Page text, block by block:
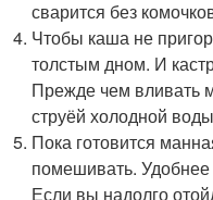
сварится без
Чтобы каша не
толстым дном. И
Прежде чем вливать
струёй холодной
Пока готовится
помешивать. Удобнее
Если вы надолго